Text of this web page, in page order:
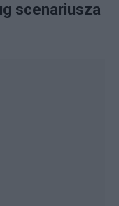
scenariusza